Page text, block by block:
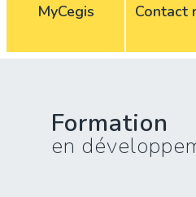
MyCegis Contact
Formation
en